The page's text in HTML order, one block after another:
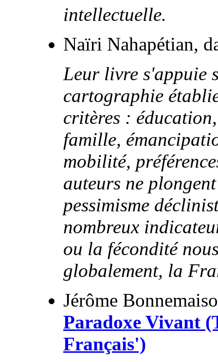
intellectuelle.
Naïri Nahapétian,
Leur livre s'appuie
cartographie
critères :
famille,
mobilité,
auteurs ne
pessimisme
nombreux
ou la fécondité
globalement, la
Jérôme
Paradoxe Vivant
Français')